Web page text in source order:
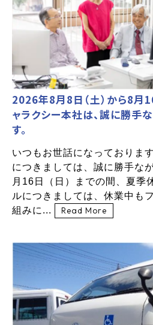
2026年8月8日（土）から8月
ャラクシー本社は、誠に勝手
す。
いつもお世話になっておりま
につきましては、誠に勝手な
月16日（日）までの間、夏季
ルにつきましては、休業中も
組みに...
Read More